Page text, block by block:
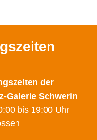
der
Galerie Schwerin
bis 19:00 Uhr